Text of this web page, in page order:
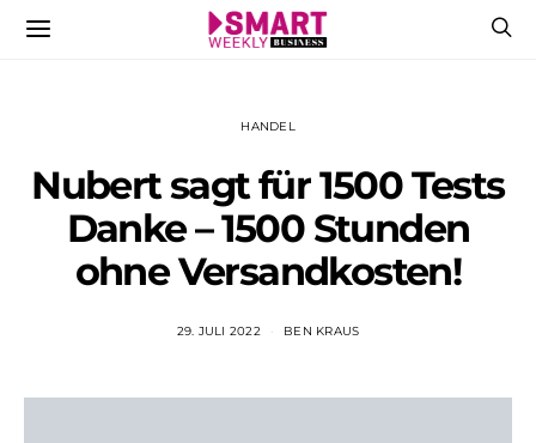
HANDEL
Nubert sagt für 1500 Tests
Danke – 1500 Stunden
ohne Versandkosten!
29. JULI 2022 BEN KRAUS